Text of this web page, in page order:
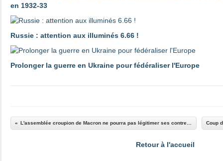
en 1932-33
Russie : attention aux illuminés 6.66 !
Prolonger la guerre en Ukraine pour fédéraliser l'Europe
Retour à l'accueil